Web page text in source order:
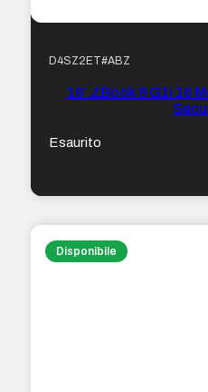
D4SZ2ET#ABZ
16″ ZBook 8 G1i 16
Esaurito
Disponibile